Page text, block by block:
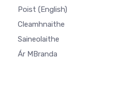
Poist (English)
Cleamhnaithe
Saineolaithe
Ár MBranda